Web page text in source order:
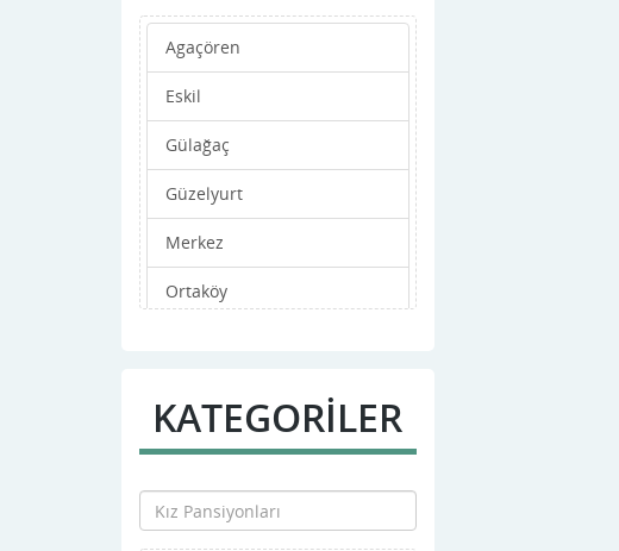
Agaçören
Eskil
Gülağaç
Güzelyurt
Merkez
Ortaköy
KATEGORİLER